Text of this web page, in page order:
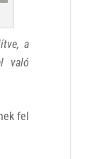
a
való
fel